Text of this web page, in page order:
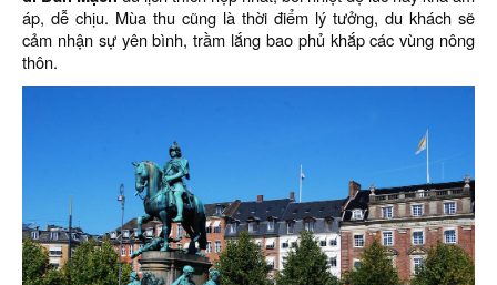
áp, dễ chịu. Mùa thu cũng là thời điểm lý tưởng, du khách sẽ
cảm nhận sự yên bình, trầm lắng bao phủ khắp các vùng nông
thôn.